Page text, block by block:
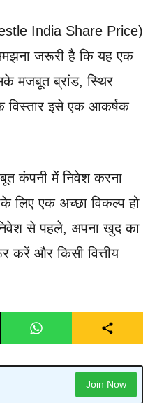
India Share Price)
जरूरी है कि यह एक
मजबूत ब्रांड, स्थिर
विस्तार इसे एक आकर्षक
कंपनी में निवेश करना
लिए एक अच्छा विकल्प हो
से पहले, अपना खुद का
और किसी वित्तीय
Join Now